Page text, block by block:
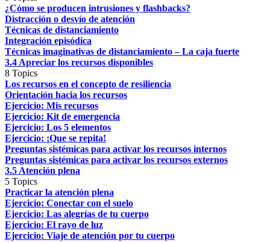
¿Cómo se producen intrusiones y flashbacks?
Distracción o desvío de atención
Técnicas de distanciamiento
Integración episódica
Técnicas imaginativas de distanciamiento – La caja fuerte
3.4 Apreciar los recursos disponibles
8 Topics
Los recursos en el concepto de resiliencia
Orientación hacia los recursos
Ejercicio: Mis recursos
Ejercicio: Kit de emergencia
Ejercicio: Los 5 elementos
Ejercicio: ¡Que se repita!
Preguntas sistémicas para activar los recursos internos
Preguntas sistémicas para activar los recursos externos
3.5 Atención plena
5 Topics
Practicar la atención plena
Ejercicio: Conectar con el suelo
Ejercicio: Las alegrías de tu cuerpo
Ejercicio: El rayo de luz
Ejercicio: Viaje de atención por tu cuerpo